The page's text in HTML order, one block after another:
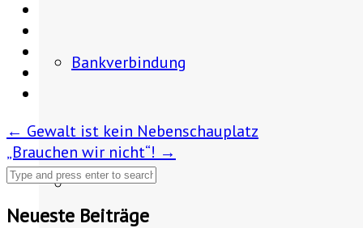
Bankverbindung
Post
navigation
← Gewalt ist kein Nebenschauplatz
„Brauchen wir nicht“! →
Neueste Beiträge